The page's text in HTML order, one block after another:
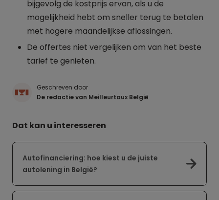
bijgevolg de kostprijs ervan, als u de
mogelijkheid hebt om sneller terug te betalen
met hogere maandelijkse aflossingen.
De offertes niet vergelijken om van het beste
tarief te genieten.
Geschreven door
De redactie van Meilleurtaux België
Dat kan u interesseren
Autofinanciering: hoe kiest u de juiste
autolening in België?